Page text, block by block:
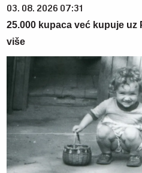
03. 08. 2026 07:31
25.000 kupaca već kupuje uz
više